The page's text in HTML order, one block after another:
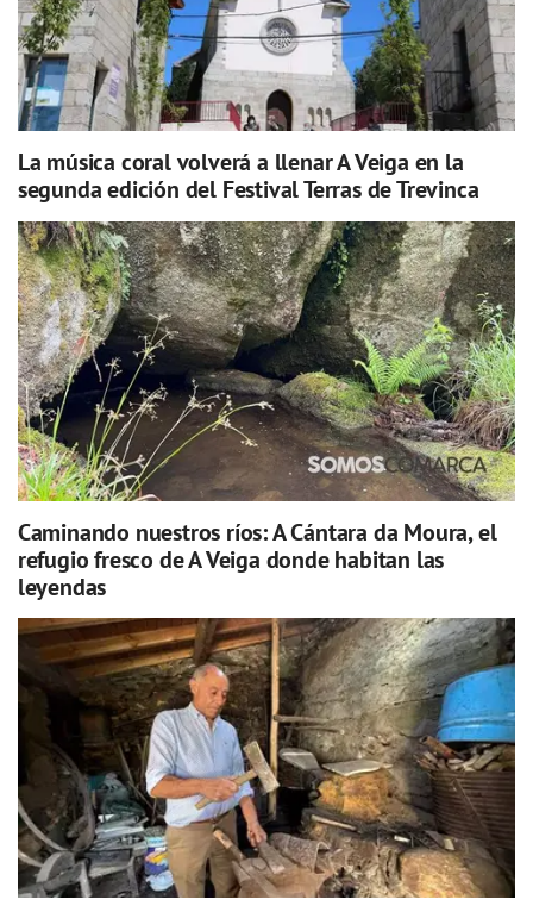
La música coral volverá a llenar A Veiga en la
segunda edición del Festival Terras de Trevinca
Caminando nuestros ríos: A Cántara da Moura, el
refugio fresco de A Veiga donde habitan las
leyendas